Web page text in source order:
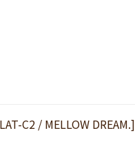
C2 / MELLOW DREAM.]